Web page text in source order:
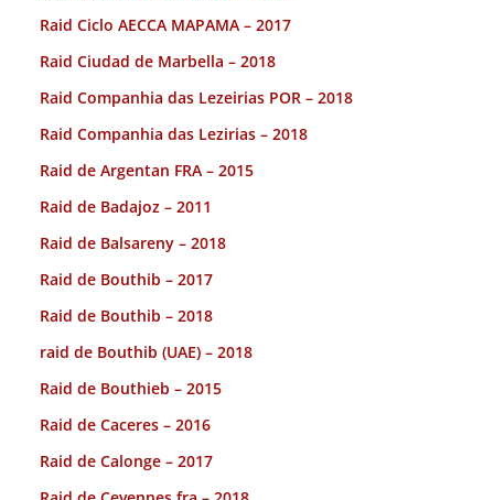
Raid Ciclo AECCA MAPAMA – 2017
Raid Ciudad de Marbella – 2018
Raid Companhia das Lezeirias POR – 2018
Raid Companhia das Lezirias – 2018
Raid de Argentan FRA – 2015
Raid de Badajoz – 2011
Raid de Balsareny – 2018
Raid de Bouthib – 2017
Raid de Bouthib – 2018
raid de Bouthib (UAE) – 2018
Raid de Bouthieb – 2015
Raid de Caceres – 2016
Raid de Calonge – 2017